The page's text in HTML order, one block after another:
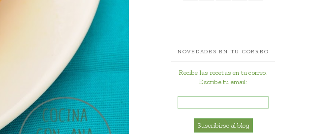
NOVEDADES EN TU CORREO
Recibe las recetas en tu correo.
Escribe tu email: